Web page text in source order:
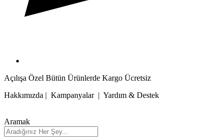
Açılışa Özel Bütün Ürünlerde Kargo Ücretsiz
Hakkımızda | Kampanyalar | Yardım & Destek
Aramak